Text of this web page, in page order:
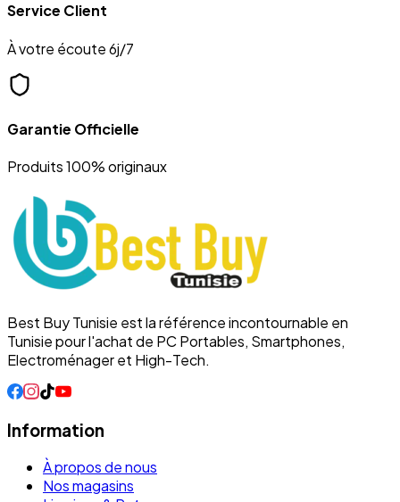
Service Client
À votre écoute 6j/7
Garantie Officielle
Produits 100% originaux
Best Buy Tunisie est la référence incontournable en
Tunisie pour l'achat de PC Portables, Smartphones,
Electroménager et High-Tech.
Information
À propos de nous
Nos magasins